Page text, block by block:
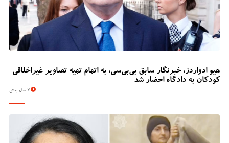
هیو ادواردز، خبرنگار سابق بی‌بی‌سی، به اتهام تهیه تصاویر غیراخلاقی
کودکان به دادگاه احضار شد
2 سال پیش